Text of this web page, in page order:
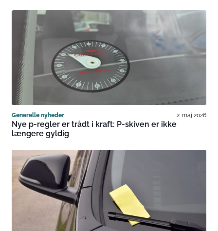
Generelle nyheder 2. maj 2026
Nye p-regler er trådt i kraft: P-skiven er ikke
længere gyldig